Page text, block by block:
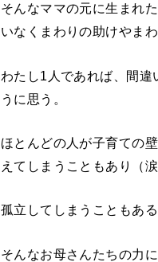
そんなママの元に生まれ
いなくまわりの助けやま
わたし1人であれば、間違
うに思う。
ほとんどの人が子育ての
えてしまうこともあり（涙
孤立してしまうこともあ
そんなお母さんたちの力